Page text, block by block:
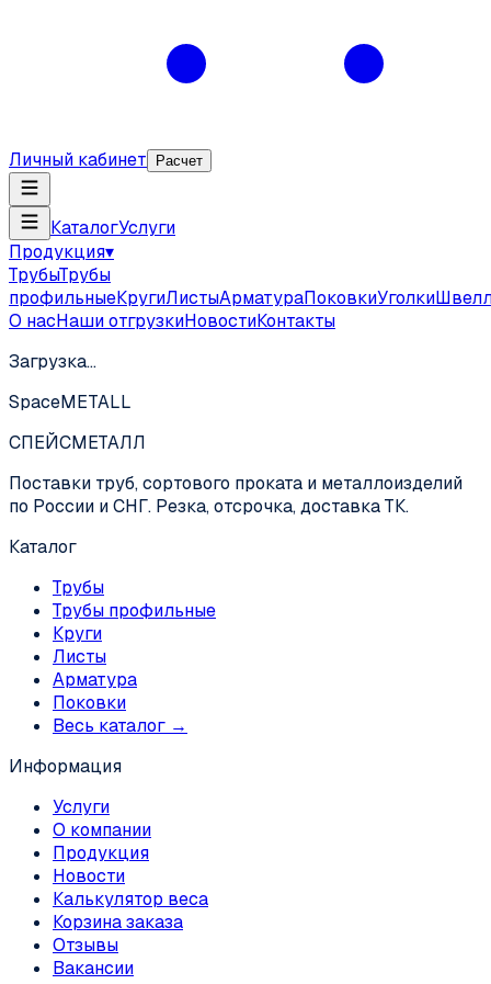
Личный кабинет Расчет
КаталогУслуги
Продукция▾
ТрубыТрубы
профильныеКругиЛистыАрматураПоковкиУголки
О насНаши отгрузкиНовостиКонтакты
Загрузка…
SpaceMETALL
СПЕЙСМЕТАЛЛ
Поставки труб, сортового проката и металлоизделий
по России и СНГ. Резка, отсрочка, доставка ТК.
Каталог
Трубы
Трубы профильные
Круги
Листы
Арматура
Поковки
Весь каталог →
Информация
Услуги
О компании
Продукция
Новости
Калькулятор веса
Корзина заказа
Отзывы
Вакансии